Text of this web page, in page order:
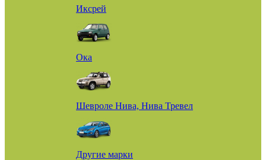
Иксрей
Ока
Шевроле Нива, Нива Тревел
Другие марки